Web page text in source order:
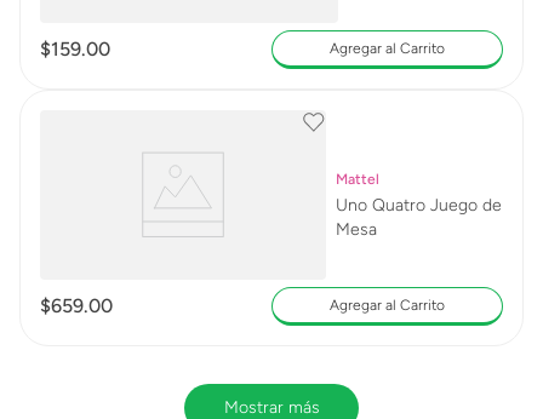
$159.00 Agregar al Carrito
Mattel
Uno Quatro Juego de
Mesa
$659.00 Agregar al Carrito
Mostrar más